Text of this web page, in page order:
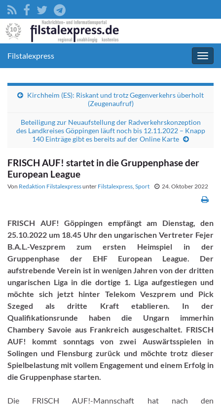
Filstalexpress
Kirchheim (ES): Riskant und trotz Gegenverkehrs überholt
(Zeugenaufruf)
Beteiligung zur Neuaufstellung der Radverkehrskonzeption
des Landkreises Göppingen läuft noch bis 12.11.2022 – Knapp
140 Einträge gibt es bereits auf der Online Karte
FRISCH AUF! startet in die Gruppenphase der
European League
Von Redaktion Filstalexpressunter Filstalexpress, Sport 24. Oktober 2022
FRISCH AUF! Göppingen empfängt am Dienstag, den
25.10.2022 um 18.45 Uhr den ungarischen Vertreter Fejer
B.A.L.-Veszprem zum ersten Heimspiel in der
Gruppenphase der EHF European League. Der
aufstrebende Verein ist in wenigen Jahren von der dritten
ungarischen Liga in die dortige 1. Liga aufgestiegen und
möchte sich jetzt hinter Telekom Veszprem und Pick
Szeged als dritte Kraft etablieren. In der
Qualifikationsrunde haben die Ungarn immerhin
Chambery Savoie aus Frankreich ausgeschaltet. FRISCH
AUF! kommt sonntags von zwei Auswärtsspielen in
Solingen und Flensburg zurück und möchte trotz dieser
Spielbelastung mit vollem Engagement und einem Erfolg in
die Gruppenphase starten.
Die FRISCH AUF!-Mannschaft hat nach den